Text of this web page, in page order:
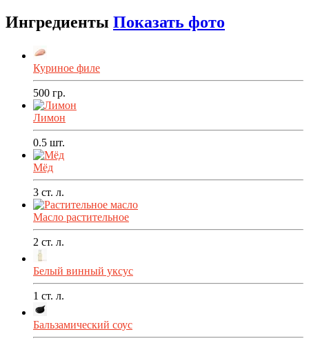
Ингредиенты Показать фото
Куриное филе
500 гр.
Лимон
0.5 шт.
Мёд
3 ст. л.
Масло растительное
2 ст. л.
Белый винный уксус
1 ст. л.
Бальзамический соус